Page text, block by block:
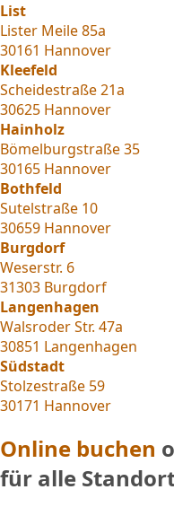
List
Lister Meile 85a
30161 Hannover
Kleefeld
Scheidestraße 21a
30625 Hannover
Hainholz
Bömelburgstraße 35
30165 Hannover
Bothfeld
Sutelstraße 10
30659 Hannover
Burgdorf
Weserstr. 6
31303 Burgdorf
Langenhagen
Walsroder Str. 47a
30851 Langenhagen
Südstadt
Stolzestraße 59
30171 Hannover
Online buchen
für alle